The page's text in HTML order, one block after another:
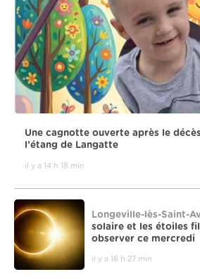
Une cagnotte ouverte après le
l’étang de Langatte
il y a 14 h 18 min
Longeville-lès-Saint-
solaire et les étoiles
observer ce mercredi
il y a 16 h 27 min